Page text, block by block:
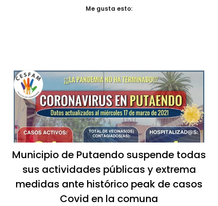
Me gusta esto:
Municipio de Putaendo suspende todas
sus actividades públicas y extrema
medidas ante histórico peak de casos
Covid en la comuna